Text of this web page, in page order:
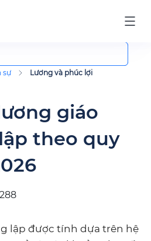
sự Lương và phúc lợi
giáo
theo quy
lập được tính dựa trên hệ